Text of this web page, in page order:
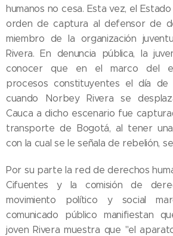
humanos no cesa. Esta vez, el
orden de captura al defensor de
miembro de la organización
Rivera. En denuncia pública, la
conocer que en el marco del
procesos constituyentes el día
cuando Norbey Rivera se
Cauca a dicho escenario fue
transporte de Bogotá, al tener
con la cual se le señala de rebelión,
Por su parte la red de derechos
Cifuentes y la comisión de
movimiento político y social
comunicado público manifiestan
joven Rivera muestra que "el